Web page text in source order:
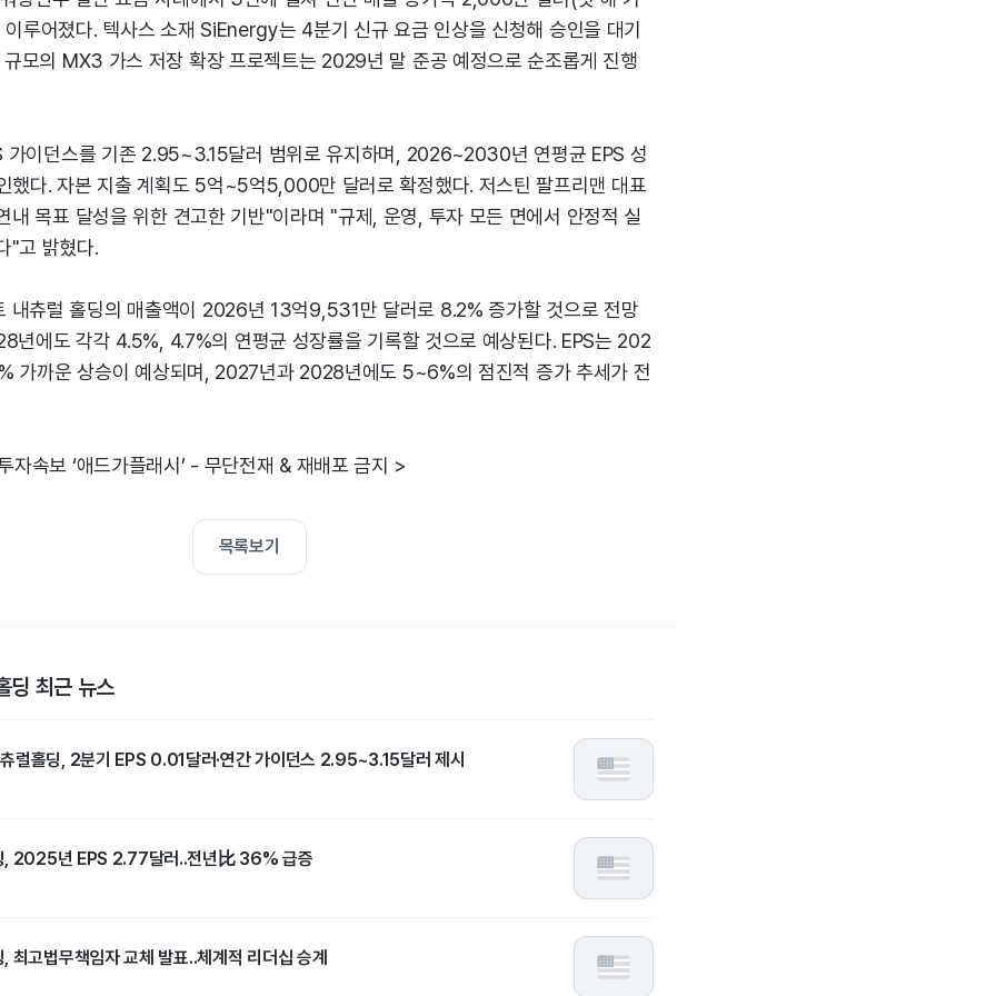
루어졌다. 텍사스 소재 SiEnergy는 4분기 신규 요금 인상을 신청해 승인을 대기
모의 MX3 가스 저장 확장 프로젝트는 2029년 말 준공 예정으로 순조롭게 진행
가이던스를 기존 2.95~3.15달러 범위로 유지하며, 2026~2030년 연평균 EPS 성
했다. 자본 지출 계획도 5억~5억5,000만 달러로 확정했다. 저스틴 팔프리맨 대표
내 목표 달성을 위한 견고한 기반"이라며 "규제, 운영, 투자 모든 면에서 안정적 실
"고 밝혔다.
내츄럴 홀딩의 매출액이 2026년 13억9,531만 달러로 8.2% 증가할 것으로 전망
년에도 각각 4.5%, 4.7%의 연평균 성장률을 기록할 것으로 예상된다. EPS는 202
가까운 상승이 예상되며, 2027년과 2028년에도 5~6%의 점진적 증가 추세가 전
속보 ‘애드가플래시’ - 무단전재 & 재배포 금지 >
목록보기
딩 최근 뉴스
럴홀딩, 2분기 EPS 0.01달러·연간 가이던스 2.95~3.15달러 제시
, 2025년 EPS 2.77달러..전년比 36% 급증
최고법무책임자 교체 발표..체계적 리더십 승계